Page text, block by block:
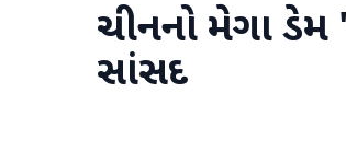
ચીનનો મેગા
સાંસદ